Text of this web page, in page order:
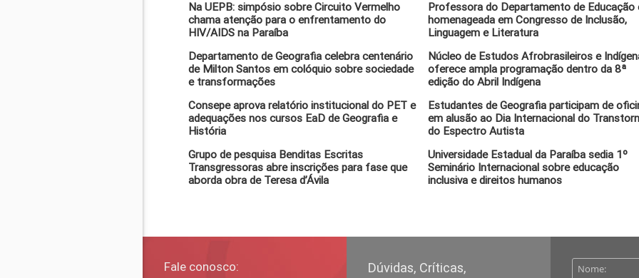
Na UEPB: simpósio sobre Circuito Vermelho
chama atenção para o enfrentamento do
HIV/AIDS na Paraíba
Departamento de Geografia celebra centenário
de Milton Santos em colóquio sobre sociedade
e transformações
Consepe aprova relatório institucional do PET e
adequações nos cursos EaD de Geografia e
História
Grupo de pesquisa Benditas Escritas
Transgressoras abre inscrições para fase que
aborda obra de Teresa d’Ávila
Professora do Departamento de Educação
homenageada em Congresso de Inclusão,
Linguagem e Literatura
Núcleo de Estudos Afrobrasileiros e
oferece ampla programação dentro da 8ª
edição do Abril Indígena
Estudantes de Geografia participam de
em alusão ao Dia Internacional do
do Espectro Autista
Universidade Estadual da Paraíba sedia 1º
Seminário Internacional sobre educação
inclusiva e direitos humanos
Fale conosco:
Dúvidas, Críticas,